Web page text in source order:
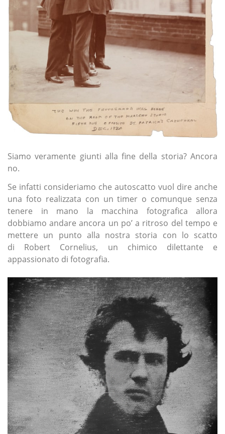
Siamo veramente giunti alla fine della storia? Ancora
no.
Se infatti consideriamo che autoscatto vuol dire anche
una foto realizzata con un timer o comunque senza
tenere in mano la macchina fotografica allora
dobbiamo andare ancora un po’ a ritroso del tempo e
mettere un punto alla nostra storia con lo scatto
di Robert Cornelius, un chimico dilettante e
appassionato di fotografia.